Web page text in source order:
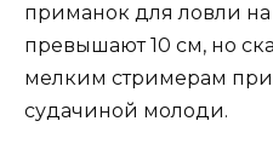
приманок для ловли
превышают 10 см, но
мелким стримерам
судачиной молоди.